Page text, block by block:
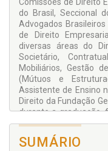
Comissões de Direito
do Brasil, Seccional
Advogados
de Direito
diversas áreas do
Societário,
Mobiliários, Gestão
(Mútuos e
Assistente de Ensino
Direito da Fundação
durante a graduação,
Mobiliários – CVM
Intercâmbio da
– SEAE do
SUMÁRIO